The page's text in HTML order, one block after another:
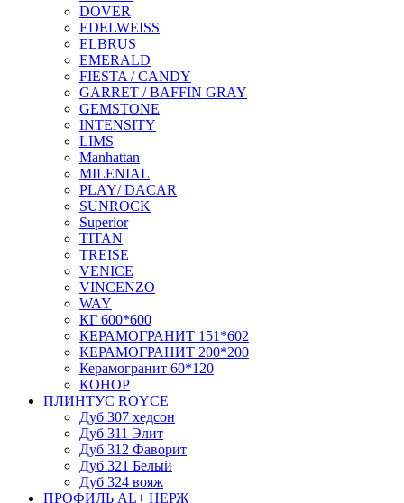
DOVER
EDELWEISS
ELBRUS
EMERALD
FIESTA / CANDY
GARRET / BAFFIN GRAY
GEMSTONE
INTENSITY
LIMS
Manhattan
MILENIAL
PLAY/ DACAR
SUNROCK
Superior
TITAN
TREISE
VENICE
VINCENZO
WAY
КГ 600*600
КЕРАМОГРАНИТ 151*602
КЕРАМОГРАНИТ 200*200
Керамогранит 60*120
КОНОР
ПЛИНТУС ROYCE
Дуб 307 хедсон
Дуб 311 Элит
Дуб 312 Фаворит
Дуб 321 Белый
Дуб 324 вояж
ПРОФИЛЬ AL+ НЕРЖ